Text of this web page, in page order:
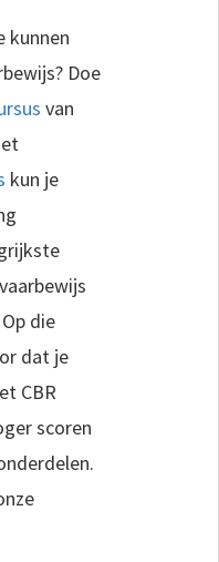
kunnen
Doe
van
kun je
die
dat je
CBR
scoren